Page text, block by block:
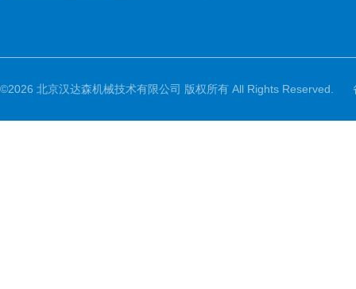
©2026 北京汉达森机械技术有限公司 版权所有 All Rights Reserved.